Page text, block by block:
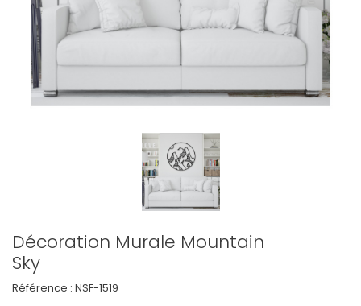
Décoration Murale Mountain
Sky
Référence : NSF-1519